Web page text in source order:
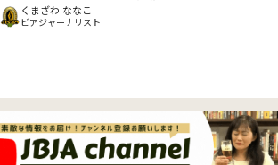
くまざわ ななこ
ビアジャーナリスト